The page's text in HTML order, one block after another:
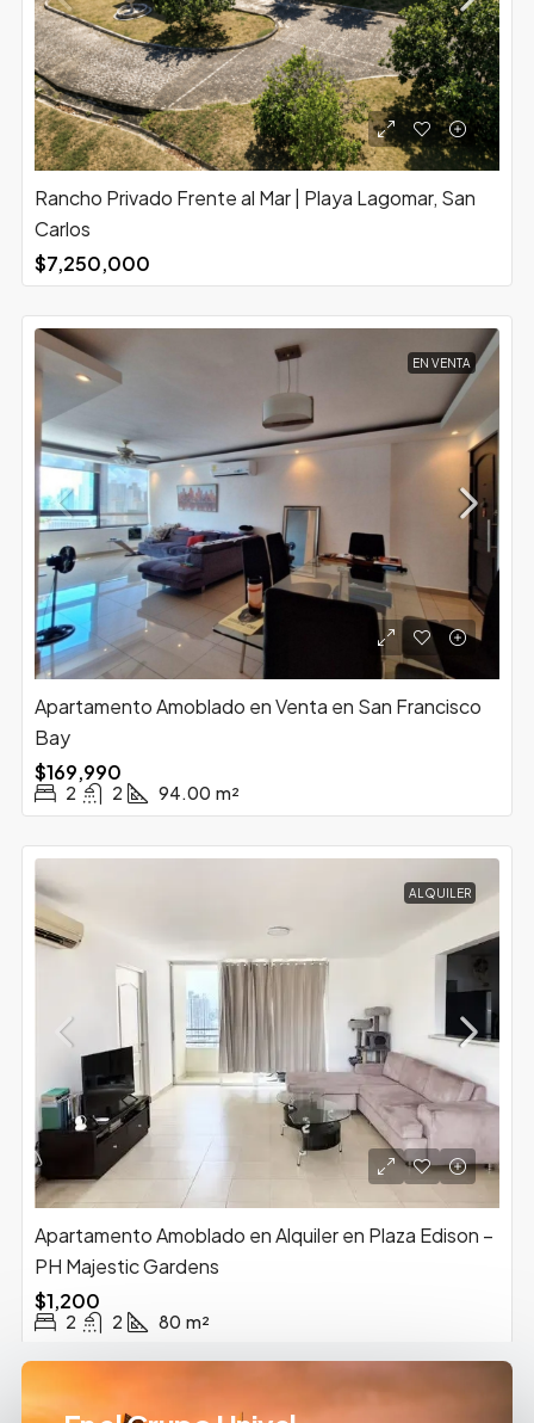
Rancho Privado Frente al Mar | Playa Lagomar, San
Carlos
$7,250,000
EN VENTA
Apartamento Amoblado en Venta en San Francisco
Bay
$169,990
2 2 94.00 m²
ALQUILER
Apartamento Amoblado en Alquiler en Plaza Edison –
PH Majestic Gardens
$1,200
2 2 80 m²